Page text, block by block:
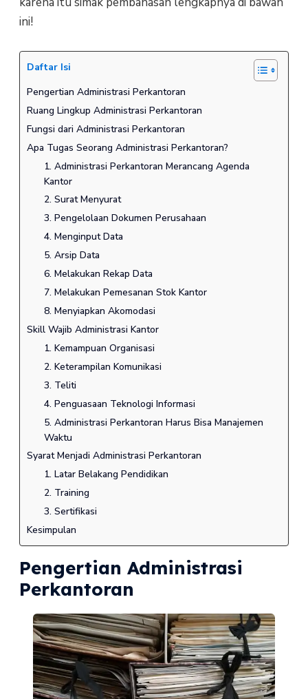
ini!
Daftar Isi
Pengertian Administrasi Perkantoran
Ruang Lingkup Administrasi Perkantoran
Fungsi dari Administrasi Perkantoran
Apa Tugas Seorang Administrasi Perkantoran?
1. Administrasi Perkantoran Merancang Agenda
Kantor
2. Surat Menyurat
3. Pengelolaan Dokumen Perusahaan
4. Menginput Data
5. Arsip Data
6. Melakukan Rekap Data
7. Melakukan Pemesanan Stok Kantor
8. Menyiapkan Akomodasi
Skill Wajib Administrasi Kantor
1. Kemampuan Organisasi
2. Keterampilan Komunikasi
3. Teliti
4. Penguasaan Teknologi Informasi
5. Administrasi Perkantoran Harus Bisa Manajemen
Waktu
Syarat Menjadi Administrasi Perkantoran
1. Latar Belakang Pendidikan
2. Training
3. Sertifikasi
Kesimpulan
Pengertian Administrasi
Perkantoran